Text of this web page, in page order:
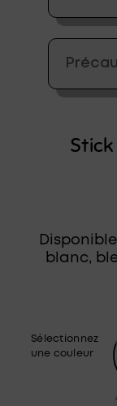
Stick
blanc,
Sélectionnez
une couleur